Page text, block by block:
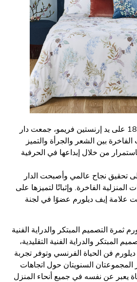
في عام 1845 على يد إرنستين فريمو، جمعت دار
الشعر والجرأة والتميز
خلال إبداعها في الحرفية
نجاح عالمي وأصبحت الدار
الفاخرة. وإثباتًا لتميزها على
إيف ديلورم عضوًا في لجنة
المبتكر والدراية الفنية
والدراية الفنية التقليدية،
الحياة الفرنسي وتوفر تجربة
السنويتان حول اتجاهات
نفسه في جميع أنحاء المنزل